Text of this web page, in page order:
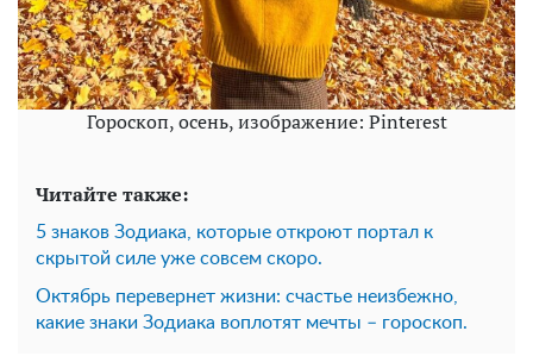
Гороскоп, осень, изображение: Pinterest
Читайте также:
5 знаков Зодиака, которые откроют портал к
скрытой силе уже совсем скоро.
Октябрь перевернет жизни: счастье неизбежно,
какие знаки Зодиака воплотят мечты – гороскоп.